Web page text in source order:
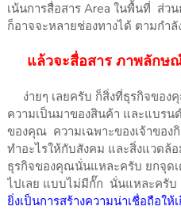
เน้นการสื่อสาร Area ในพื้นที่ ส่ว
ก็อาจจะหลายช่องทางได้ ตามกำ
แล้วจะสื่อสาร ภาพลักษณ์
ง่ายๆ เลยครับ ก็สิ่งที่ธุรกิจขอ
ความเป็นมาของสินค้า และแบร
ของคุณ ความเฉพาะของเจ้าของ
ทำอะไรให้กับสังคม และสิ่งแวดล้
ธุรกิจของคุณนั่นแหละครับ ยกจุด
ไปเลย แบบไม่มีกั๊ก นั่นแหละครับ
ยิ่งเป็นการสร้างความน่าเชื่อถือ